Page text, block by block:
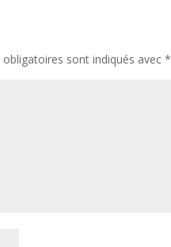
obligatoires sont indiqués avec*